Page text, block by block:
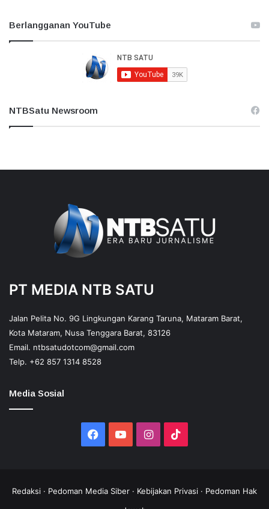
Berlangganan YouTube
NTBSatu Newsroom
PT MEDIA NTB SATU
Jalan Pelita No. 9G Lingkungan Karang Taruna, Mataram Barat,
Kota Mataram, Nusa Tenggara Barat, 83126
Email. ntbsatudotcom@gmail.com
Telp. +62 857 1314 8528
Media Sosial
Facebook
YouTubeInstagram
Redaksi · Pedoman Media Siber · Kebijakan Privasi · Pedoman Hak